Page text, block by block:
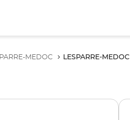
MEDOC LESPARRE-MEDOC